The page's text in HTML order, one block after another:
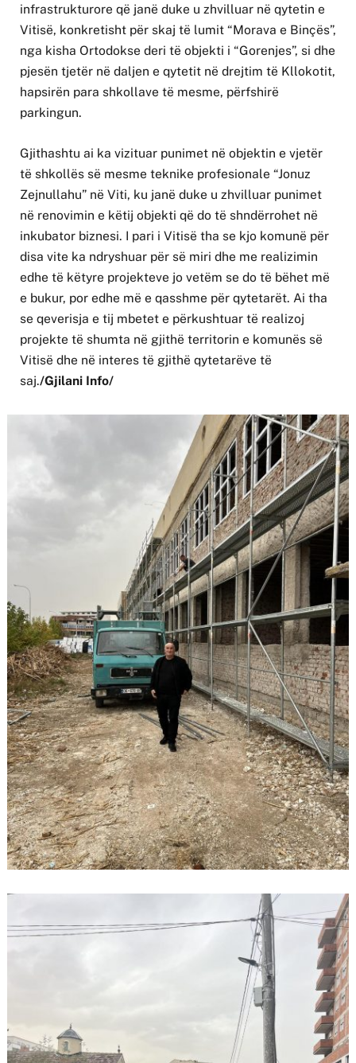
infrastrukturore që janë duke u zhvilluar në qytetin e
Vitisë, konkretisht për skaj të lumit “Morava e Binçës”,
nga kisha Ortodokse deri të objekti i “Gorenjes”, si dhe
pjesën tjetër në daljen e qytetit në drejtim të Kllokotit,
hapsirën para shkollave të mesme, përfshirë
parkingun.
Gjithashtu ai ka vizituar punimet në objektin e vjetër
të shkollës së mesme teknike profesionale “Jonuz
Zejnullahu” në Viti, ku janë duke u zhvilluar punimet
në renovimin e këtij objekti që do të shndërrohet në
inkubator biznesi. I pari i Vitisë tha se kjo komunë për
disa vite ka ndryshuar për së miri dhe me realizimin
edhe të këtyre projekteve jo vetëm se do të bëhet më
e bukur, por edhe më e qasshme për qytetarët. Ai tha
se qeverisja e tij mbetet e përkushtuar të realizoj
projekte të shumta në gjithë territorin e komunës së
Vitisë dhe në interes të gjithë qytetarëve të
saj./Gjilani Info/